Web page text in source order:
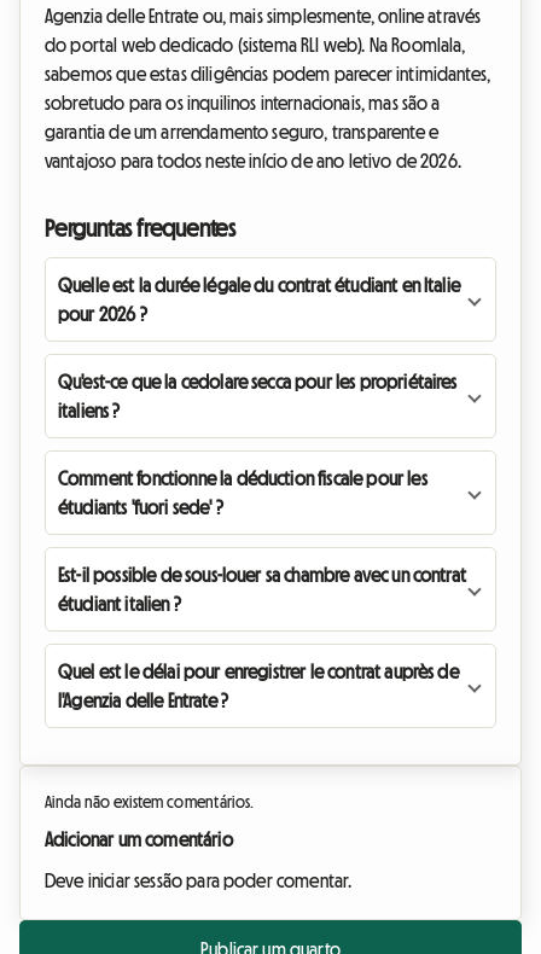
Agenzia delle Entrate ou, mais simplesmente, online através
do portal web dedicado (sistema RLI web). Na Roomlala,
sabemos que estas diligências podem parecer intimidantes,
sobretudo para os inquilinos internacionais, mas são a
garantia de um arrendamento seguro, transparente e
vantajoso para todos neste início de ano letivo de 2026.
Perguntas frequentes
Quelle est la durée légale du contrat étudiant en Italie
pour 2026 ?
Qu'est-ce que la cedolare secca pour les propriétaires
italiens ?
Comment fonctionne la déduction fiscale pour les
étudiants 'fuori sede' ?
Est-il possible de sous-louer sa chambre avec un contrat
étudiant italien ?
Quel est le délai pour enregistrer le contrat auprès de
l'Agenzia delle Entrate ?
Ainda não existem comentários.
Adicionar um comentário
Deve iniciar sessão para poder comentar.
Publicar um quarto